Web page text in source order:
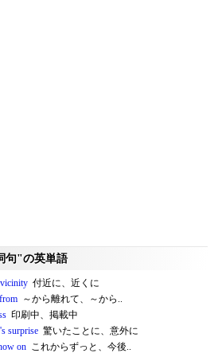
句"の英単語
付近に、近くに
～から離れて、～から..
印刷中、掲載中
surprise 驚いたことに、意外に
on これからずっと、今後..